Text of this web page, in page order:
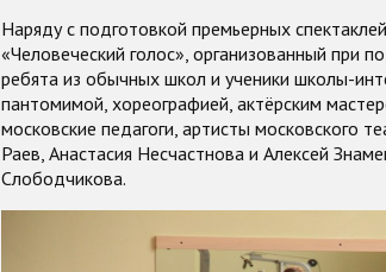
Наряду с подготовкой премьерных
«Человеческий голос», организованный
ребята из обычных школ и ученики школы-
пантомимой, хореографией, актёрским
московские педагоги, артисты московского
Раев, Анастасия Несчастнова и Алексей
Слободчикова.